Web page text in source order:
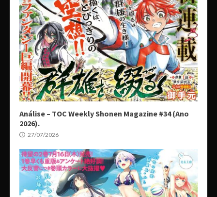
Análise – TOC Weekly Shonen Magazine #34 (Ano
2026).
27/07/2026